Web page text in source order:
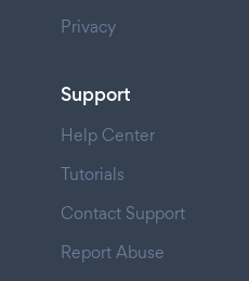
Privacy
Support
Help Center
Tutorials
Contact Support
Report Abuse